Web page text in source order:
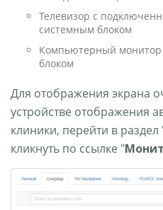
Телевизор с
системным блоком
Компьютерный
блоком
Для отображения экрана
устройстве отображения
клиники, перейти в раздел
кликнуть по ссылке "